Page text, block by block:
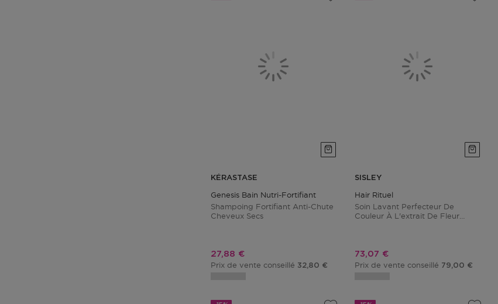
KÉRASTASE
Genesis Bain Nutri-Fortifiant
Shampoing Fortifiant Anti-Chute
Cheveux Secs
Prix promotionnel
27,88 €
Prix de vente conseillé 32,80 €
SISLEY
Hair Rituel
Soin Lavant Perfecteur De
Couleur À L'extrait De Fleur
Prix promotionnel
73,07 €
Prix de vente conseillé 79,00 €